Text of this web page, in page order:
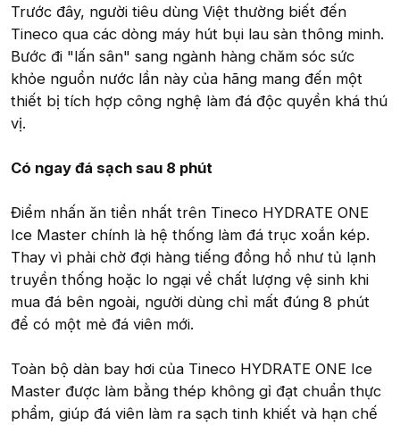
Trước đây, người tiêu dùng Việt thường biết đến
Tineco qua các dòng máy hút bụi lau sàn thông minh.
Bước đi "lấn sân" sang ngành hàng chăm sóc sức
khỏe nguồn nước lần này của hãng mang đến một
thiết bị tích hợp công nghệ làm đá độc quyền khá thú
vị.
Có ngay đá sạch sau 8 phút
Điểm nhấn ăn tiền nhất trên Tineco HYDRATE ONE
Ice Master chính là hệ thống làm đá trục xoắn kép.
Thay vì phải chờ đợi hàng tiếng đồng hồ như tủ lạnh
truyền thống hoặc lo ngại về chất lượng vệ sinh khi
mua đá bên ngoài, người dùng chỉ mất đúng 8 phút
để có một mẻ đá viên mới.
Toàn bộ dàn bay hơi của Tineco HYDRATE ONE Ice
Master được làm bằng thép không gỉ đạt chuẩn thực
phẩm, giúp đá viên làm ra sạch tinh khiết và hạn chế